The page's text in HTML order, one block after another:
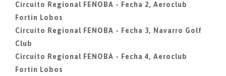
Circuito Regional FENOBA - Fecha 2, Aeroclub
Fortin Lobos
Circuito Regional FENOBA - Fecha 3, Navarro Golf
Club
Circuito Regional FENOBA - Fecha 4, Aeroclub
Fortin Lobos